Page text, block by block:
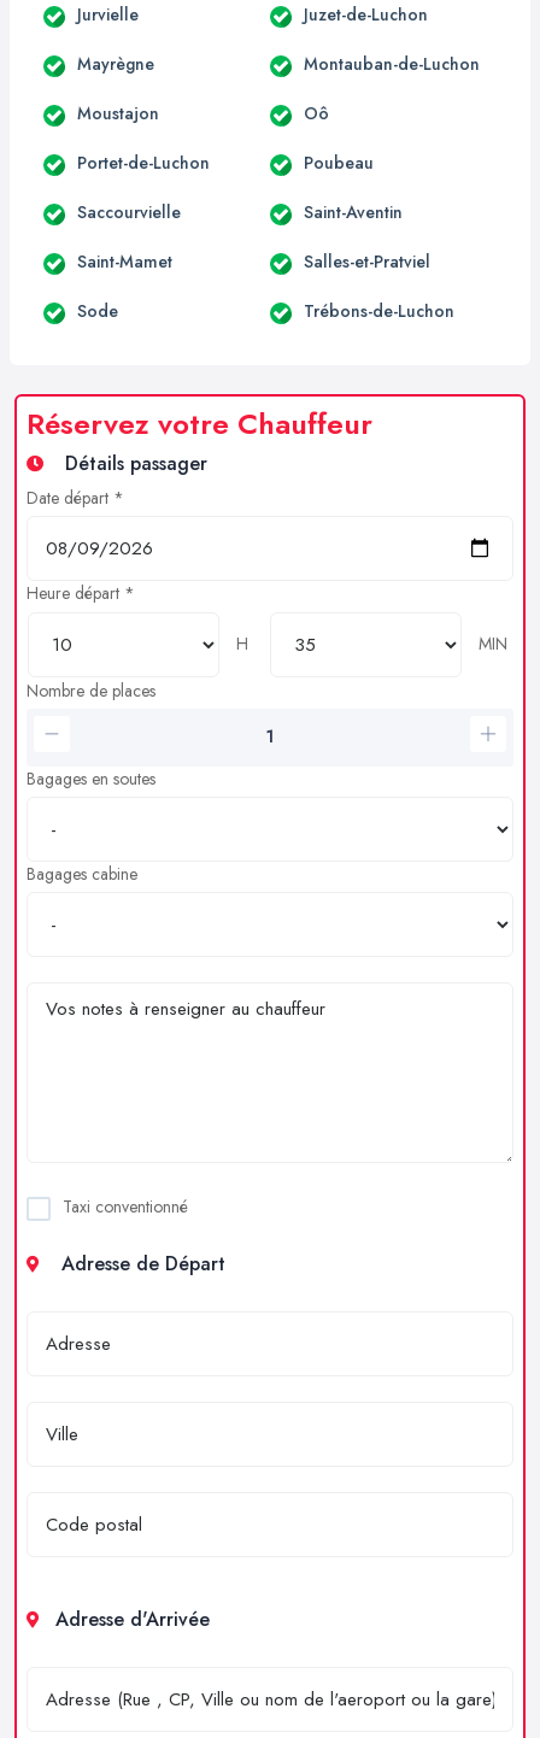
Jurvielle Juzet-de-Luchon
Mayrègne Montauban-de-Luchon
Moustajon Oô
Portet-de-Luchon Poubeau
Saccourvielle Saint-Aventin
Saint-Mamet Salles-et-Pratviel
Sode Trébons-de-Luchon
Réservez votre Chauffeur
Détails passager
Date départ *
Heure départ *
H
MIN
Nombre de places
Bagages en soutes
Bagages cabine
Taxi conventionné
Adresse de Départ
Adresse d'Arrivée